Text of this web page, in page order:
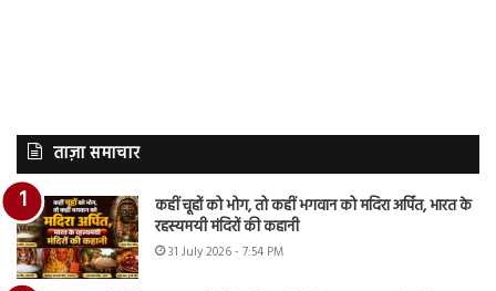
ताज़ा समाचार
कहीं चूहों को भोग, तो कहीं भगवान को मदिरा अर्पित, भारत के
रहस्यमयी मंदिरों की कहानी
31 July 2026 - 7:54 PM